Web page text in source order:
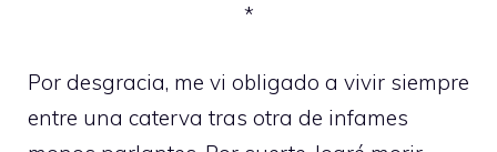
*
Por desgracia, me vi obligado a vivir siempre
entre una caterva tras otra de infames